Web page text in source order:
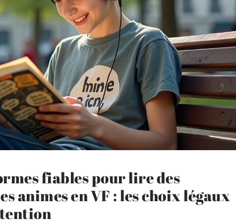
fiables pour lire des
animes en VF : les choix légaux